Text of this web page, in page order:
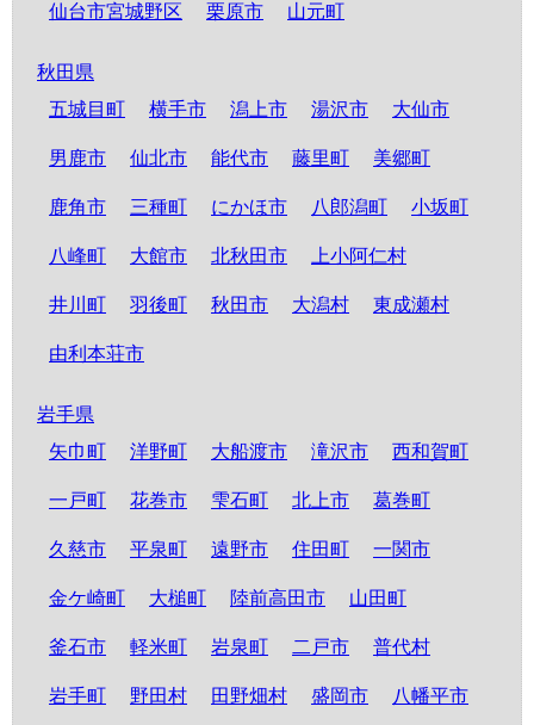
仙台市宮城野区 栗原市 山元町
秋田県
五城目町
横手市 潟上市 湯沢市 大仙市
男鹿市 仙北市 能代市 藤里町 美郷町
鹿角市 三種町 にかほ市 八郎潟町 小坂町
八峰町 大館市 北秋田市 上小阿仁村
井川町 羽後町 秋田市 大潟村 東成瀬村
由利本荘市
岩手県
矢巾町
洋野町 大船渡市 滝沢市 西和賀町
一戸町 花巻市 雫石町 北上市 葛巻町
久慈市 平泉町 遠野市 住田町 一関市
金ケ崎町 大槌町 陸前高田市 山田町
釜石市 軽米町 岩泉町 二戸市 普代村
岩手町 野田村 田野畑村 盛岡市 八幡平市